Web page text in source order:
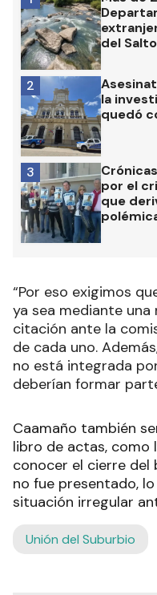
del
la
quedó
2
por el
que
3
“Por eso exigimos
ya sea mediante
citación ante la
de cada uno.
no está integrada
deberían formar
Caamaño también
libro de actas,
conocer el cierre del
no fue presentado,
situación irregular
Unión del Suburbio